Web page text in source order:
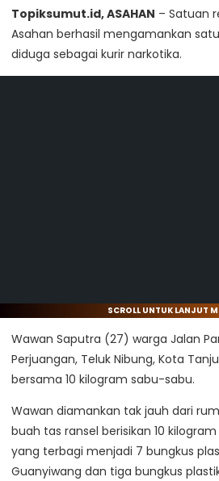
Topiksumut.id, ASAHAN – Satuan
Asahan berhasil mengamankan
diduga sebagai kurir narkotika.
SCROLL UNTUK LANJUT
Wawan Saputra (27) warga Jalan
Perjuangan, Teluk Nibung, Kota
bersama 10 kilogram sabu-sabu.
Wawan diamankan tak jauh dari
buah tas ransel berisikan 10
yang terbagi menjadi 7 bungkus
Guanyiwang dan tiga bungkus